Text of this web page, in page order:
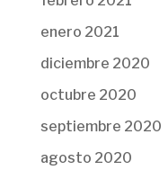
enero 2021
diciembre 2020
octubre 2020
septiembre 2020
agosto 2020